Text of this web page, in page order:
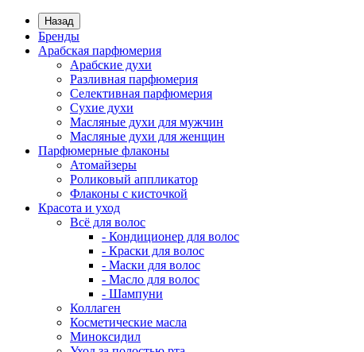
Назад
Бренды
Арабская парфюмерия
Арабские духи
Разливная парфюмерия
Селективная парфюмерия
Сухие духи
Масляные духи для мужчин
Масляные духи для женщин
Парфюмерные флаконы
Атомайзеры
Роликовый аппликатор
Флаконы с кисточкой
Красота и уход
Всё для волос
- Кондиционер для волос
- Краски для волос
- Маски для волос
- Масло для волос
- Шампуни
Коллаген
Косметические масла
Миноксидил